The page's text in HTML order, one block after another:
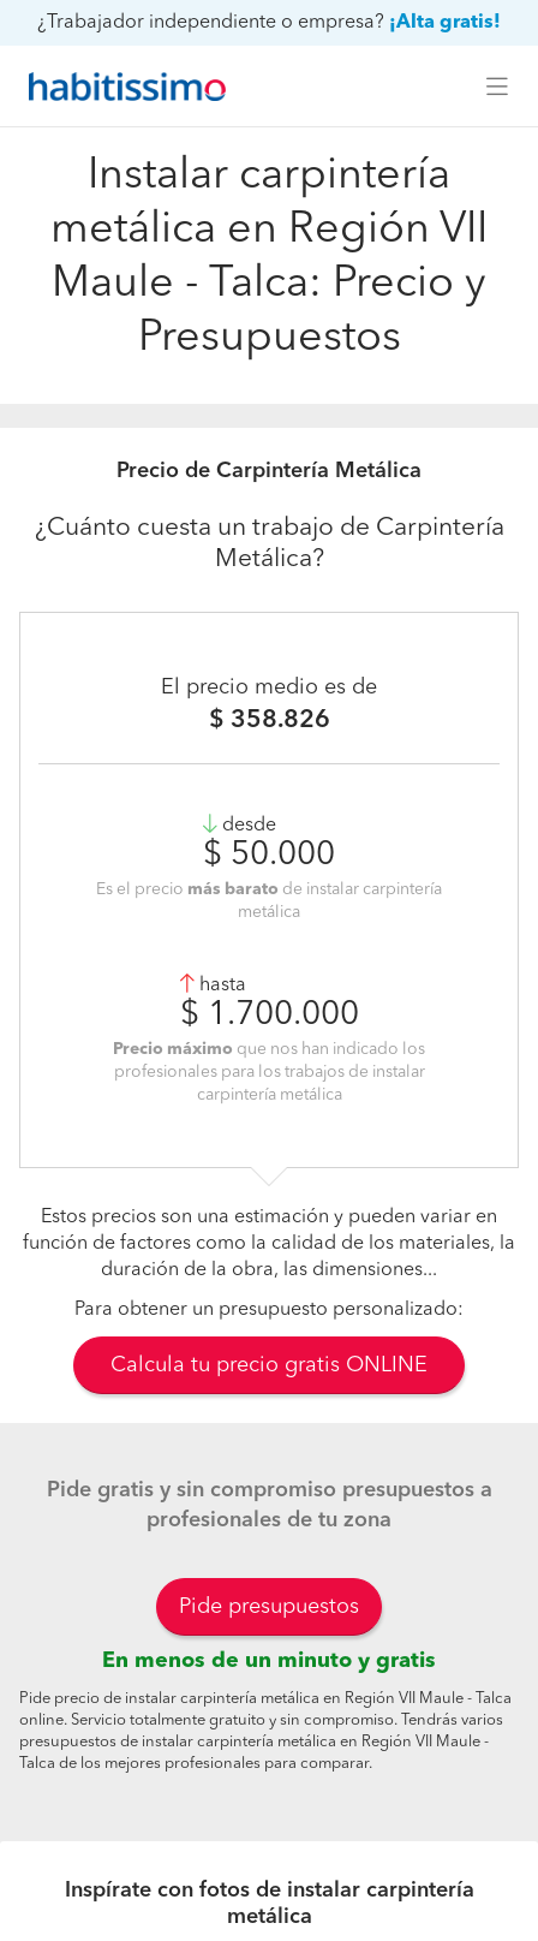
¿Trabajador independiente o empresa? ¡Alta gratis!
Instalar carpintería
metálica en Región VII
Maule - Talca: Precio y
Presupuestos
Precio de Carpintería Metálica
¿Cuánto cuesta un trabajo de Carpintería
Metálica?
El precio medio es de
$ 358.826
desde
$ 50.000
Es el precio más barato de instalar carpintería
metálica
hasta
$ 1.700.000
Precio máximo que nos han indicado los
profesionales para los trabajos de instalar
carpintería metálica
Estos precios son una estimación y pueden variar en
función de factores como la calidad de los materiales, la
duración de la obra, las dimensiones...
Para obtener un presupuesto personalizado:
Calcula tu precio gratis ONLINE
Pide gratis y sin compromiso presupuestos a
profesionales de tu zona
Pide presupuestos
En menos de un minuto y gratis
Pide precio de instalar carpintería metálica en Región VII Maule - Talca
online. Servicio totalmente gratuito y sin compromiso. Tendrás varios
presupuestos de instalar carpintería metálica en Región VII Maule -
Talca de los mejores profesionales para comparar.
Inspírate con fotos de instalar carpintería
metálica